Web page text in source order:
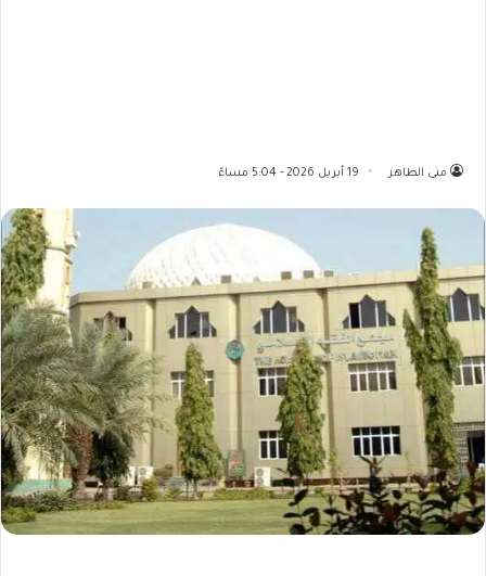
منى الطاهر 19 أبريل 2026 - 5:04 مساءً